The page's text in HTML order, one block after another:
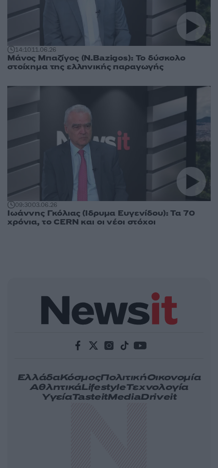
14:1011.06.26
Μάνος Μπαζίγος (N.Bazigos): Το δύσκολο
στοίχημα της ελληνικής παραγωγής
09:3003.06.26
Ιωάννης Γκόλιας (Ίδρυμα Ευγενίδου): Τα 70
χρόνια, το CERN και οι νέοι στόχοι
ΕλλάδαΚόσμοςΠολιτικήΟικονομία
ΑθλητικάLifestyleΤεχνολογία
ΥγείαTasteitMediaDriveit